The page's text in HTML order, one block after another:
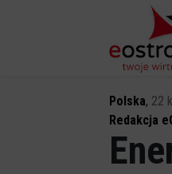
Polska, 22
Redakcja